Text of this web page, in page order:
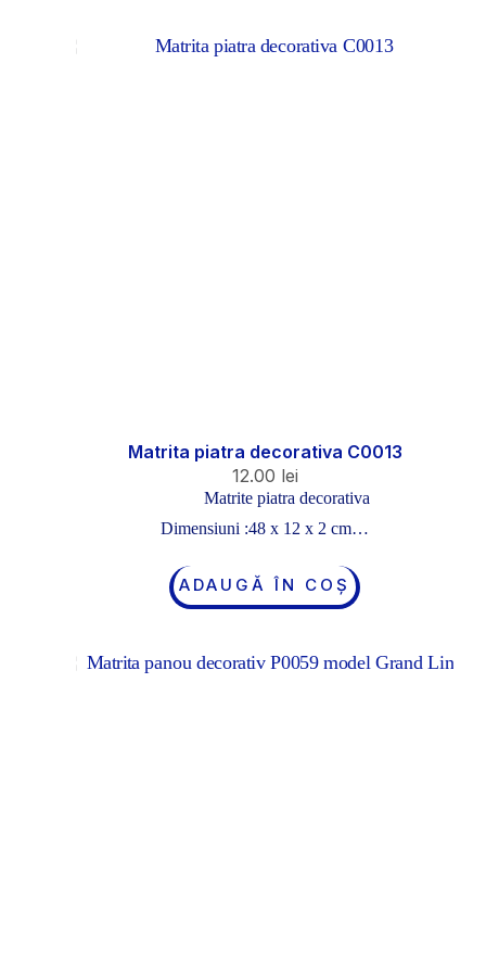
Matrita piatra decorativa C0013
12.00 lei
Matrite piatra decorativa
Dimensiuni :48 x 12 x 2 cm…
ADAUGĂ ÎN COȘ